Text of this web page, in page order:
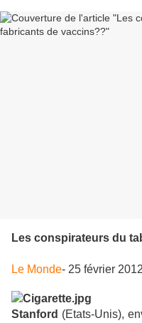
Les conspirateurs du
Le Monde- 25 février
Stanford (Etats-Unis),